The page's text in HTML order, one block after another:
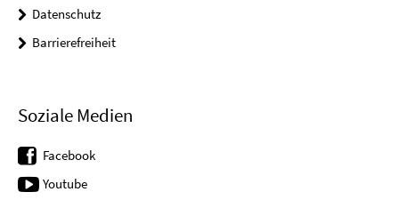
Datenschutz
Barrierefreiheit
Soziale Medien
Facebook
Youtube